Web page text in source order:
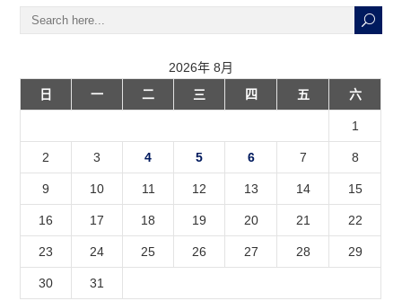
2026年 8月
日
一 二 三 四 五 六
1
2 3 4 5 6 7 8
9 10 11 12 13 14 15
16 17 18 19 20 21 22
23 24 25 26 27 28 29
30
31